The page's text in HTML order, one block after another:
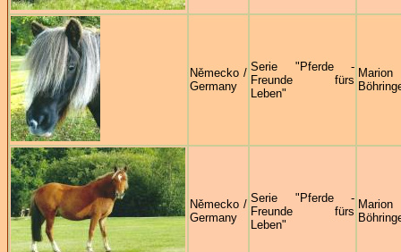
Německo /
Germany
Serie "Pferde -
Freunde fürs
Leben"
Marion
Německo /
Germany
Serie "Pferde -
Freunde fürs
Leben"
Marion